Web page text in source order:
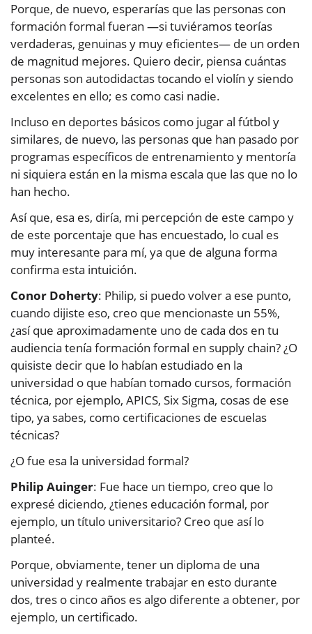
Porque, de nuevo, esperarías que las personas con
formación formal fueran —si tuviéramos teorías
verdaderas, genuinas y muy eficientes— de un orden
de magnitud mejores. Quiero decir, piensa cuántas
personas son autodidactas tocando el violín y siendo
excelentes en ello; es como casi nadie.
Incluso en deportes básicos como jugar al fútbol y
similares, de nuevo, las personas que han pasado por
programas específicos de entrenamiento y mentoría
ni siquiera están en la misma escala que las que no lo
han hecho.
Así que, esa es, diría, mi percepción de este campo y
de este porcentaje que has encuestado, lo cual es
muy interesante para mí, ya que de alguna forma
confirma esta intuición.
Conor Doherty: Philip, si puedo volver a ese punto,
cuando dijiste eso, creo que mencionaste un 55%,
¿así que aproximadamente uno de cada dos en tu
audiencia tenía formación formal en supply chain? ¿O
quisiste decir que lo habían estudiado en la
universidad o que habían tomado cursos, formación
técnica, por ejemplo, APICS, Six Sigma, cosas de ese
tipo, ya sabes, como certificaciones de escuelas
técnicas?
¿O fue esa la universidad formal?
Philip Auinger: Fue hace un tiempo, creo que lo
expresé diciendo, ¿tienes educación formal, por
ejemplo, un título universitario? Creo que así lo
planteé.
Porque, obviamente, tener un diploma de una
universidad y realmente trabajar en esto durante
dos, tres o cinco años es algo diferente a obtener, por
ejemplo, un certificado.